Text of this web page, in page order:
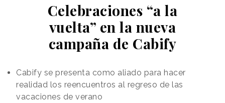
Celebraciones “a la
vuelta” en la nueva
campaña de Cabify
Cabify se presenta como aliado para hacer
realidad los reencuentros al regreso de las
vacaciones de verano